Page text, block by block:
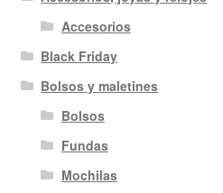
Accesorios
Black Friday
Bolsos y maletines
Bolsos
Fundas
Mochilas